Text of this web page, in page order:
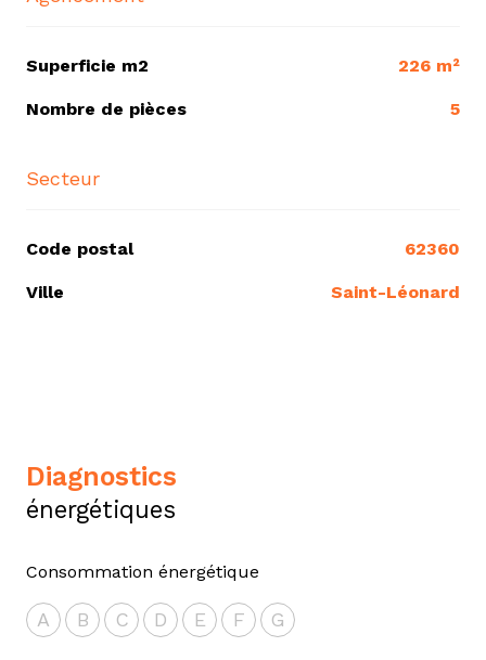
Superficie m2 226 m²
Nombre de pièces 5
Secteur
Code postal 62360
Ville Saint-Léonard
diagnostics
énergétiques
Consommation énergétique
A B C D E F G